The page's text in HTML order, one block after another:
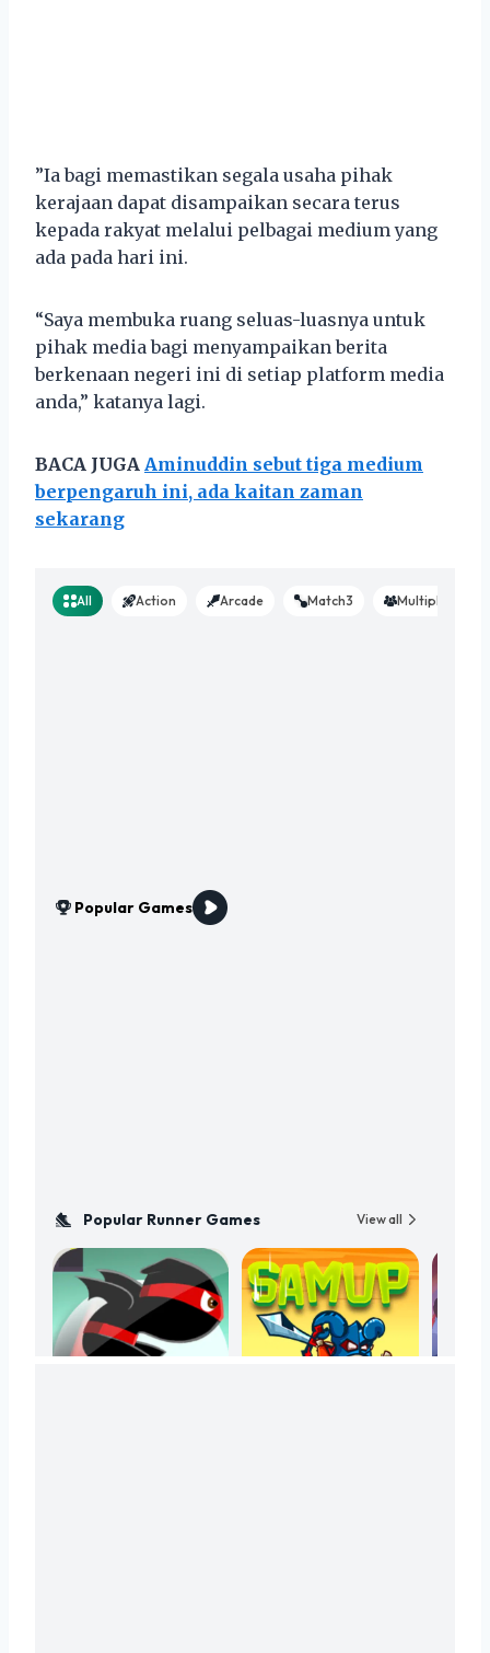
”Ia bagi memastikan segala usaha pihak
kerajaan dapat disampaikan secara terus
kepada rakyat melalui pelbagai medium yang
ada pada hari ini.
“Saya membuka ruang seluas-luasnya untuk
pihak media bagi menyampaikan berita
berkenaan negeri ini di setiap platform media
anda,” katanya lagi.
BACA JUGA Aminuddin sebut tiga medium
berpengaruh ini, ada kaitan zaman
sekarang